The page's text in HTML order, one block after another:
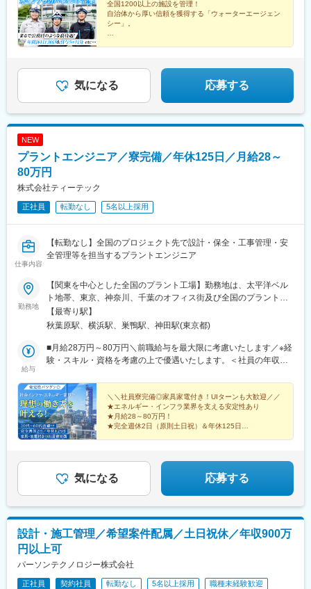
賀県■中四国：岡山県、広島県、山口県、愛媛県、高知県■九
州 ：福岡県、大分県、長崎県、熊本県、宮崎県＜本社＞東京都
新宿区東五軒町3-25※自動車通勤OK※受動喫煙対策：あり
全国1200以上の施設を管理！
自治体から厚い信頼を獲得する「ウォーターエージェン
シー」。
◎残業が少なく、有給休暇も取得しやすい
◎業界トップクラスのシェアを長年保持
気になる 応募する
NEW
プラントエンジニア／寮完備／年休125日／月給28～
80万円
株式会社ティーテック
正社員 転勤なし 5名以上採用
仕事内容
【転勤なし】全国のプロジェクト先で設計・保全・工事管理・安
全管理等を担当するプラントエンジニア
勤務地
【関東を中心とした全国のプラント工場】勤務地は、太平洋ベル
ト地帯、東京、神奈川、千葉のオフィス街及び全国のプラント工
場。案件の約9割が関東エリアで、勤務地の選択肢も豊富です。石
油化学工場・発電所などスケール感ある現場が多数！■配属の決め
を据えて働く社員も多数います。■遠方配属・移転サポート遠方配
属の場合は会社負担の社宅をご用意。家具家電完備で水道光熱費
の補助制度あり■配置転換について「現場が合わない」「やりたい
ことがある」などそれぞれの事情や希望に合わせて相談が可能で
す。
【最寄り駅】
秋葉原駅、横浜駅、巣鴨駅、神田駅(東京都)
給与
■月給28万円～80万円＼前職給与を最大限に考慮いたします／※経
験・スキル・資格を考慮の上で優遇いたします。＜社員の年収例
当）700万円／エンジニア経験10年・30代（月給42万円＋諸手
当）
＼＼社員寮完備◎家具家電付き！UIターンも大歓迎／／
★エネルギー・インフラ業界を支える安定性あり
★月給28～80万円！
★完全週休2日（原則土日祝）＆年休125日
気になる 応募する
設計・施工管理／希望案件配属／土日祝休／年収900万
円以上可
パーソンテクノロジー株式会社
正社員 契約社員 転勤なし 5名以上採用
職種未経験歓迎